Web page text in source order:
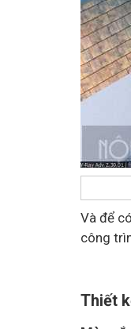
Và để
công
Thiết